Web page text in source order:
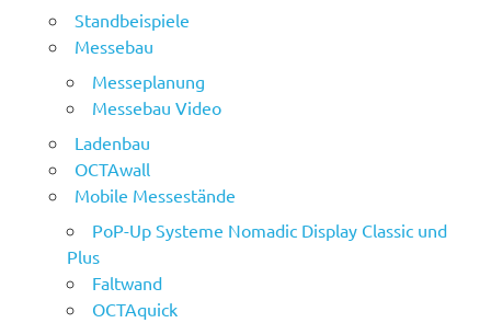
Standbeispiele
Messebau
Messeplanung
Messebau Video
Ladenbau
OCTAwall
Mobile Messestände
PoP-Up Systeme Nomadic Display Classic und
Plus
Faltwand
OCTAquick